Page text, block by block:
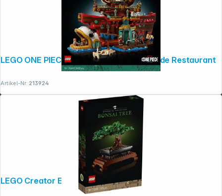
LEGO ONE PIECE 75640 Das Schwimmende Restaurant
Artikel-Nr.:213924
LEGO Creator Expert 10281 Bonsai